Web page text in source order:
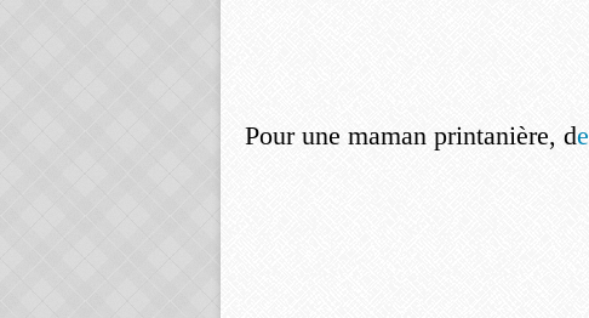
Pour une maman printanière, de